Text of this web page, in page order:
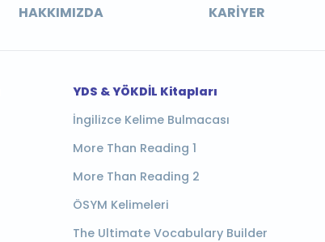
HAKKIMIZDA KARIYER
YDS & YÖKDİL Kitapları
İngilizce Kelime Bulmacası
More Than Reading 1
More Than Reading 2
ÖSYM Kelimeleri
The Ultimate Vocabulary Builder